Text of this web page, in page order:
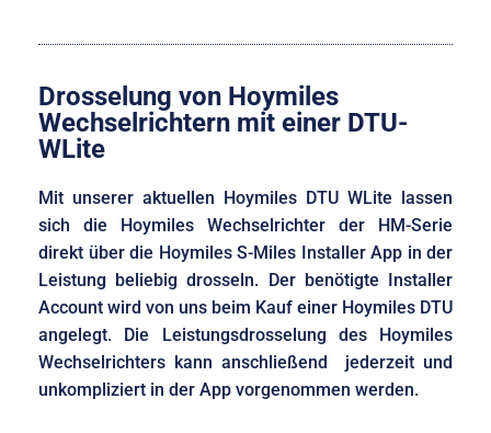
Drosselung von Hoymiles
Wechselrichtern mit einer DTU-
WLite
Mit unserer aktuellen Hoymiles DTU WLite lassen
sich die Hoymiles Wechselrichter der HM-Serie
direkt über die Hoymiles S-Miles Installer App in der
Leistung beliebig drosseln. Der benötigte Installer
Account wird von uns beim Kauf einer Hoymiles DTU
angelegt. Die Leistungsdrosselung des Hoymiles
Wechselrichters kann anschließend jederzeit und
unkompliziert in der App vorgenommen werden.